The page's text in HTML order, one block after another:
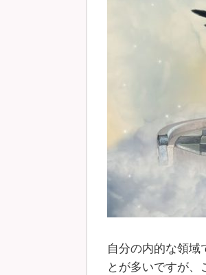
自分の内的な領域
とが多いですが、